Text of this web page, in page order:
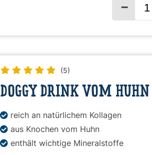
-
(5)
DOGGY DRINK VOM HUHN
reich an natürlichem Kollagen
aus Knochen vom Huhn
enthält wichtige Mineralstoffe